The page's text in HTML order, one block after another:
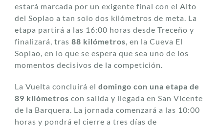
estará marcada por un exigente final con el Alto
del Soplao a tan solo dos kilómetros de meta. La
etapa partirá a las 16:00 horas desde Treceño y
finalizará, tras 88 kilómetros, en la Cueva El
Soplao, en lo que se espera que sea uno de los
momentos decisivos de la competición.
La Vuelta concluirá el domingo con una etapa de
89 kilómetros con salida y llegada en San Vicente
de la Barquera. La jornada comenzará a las 10:00
horas y pondrá el cierre a tres días de